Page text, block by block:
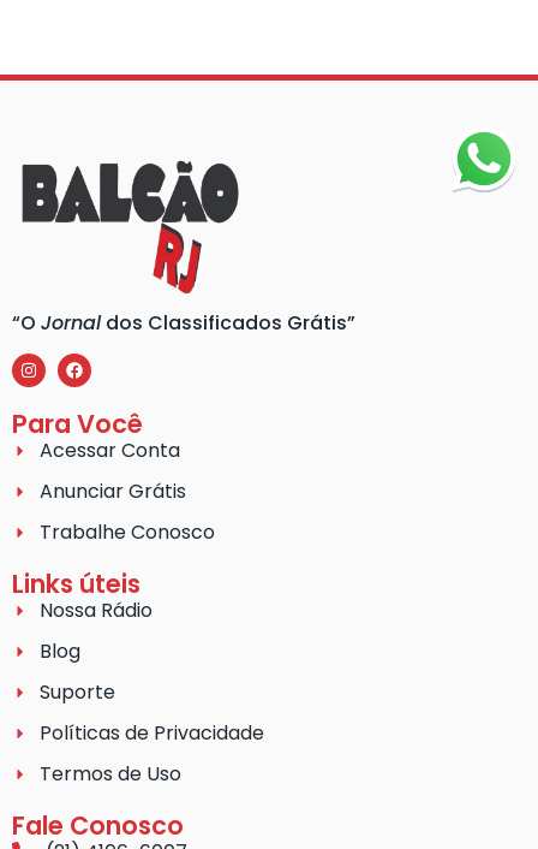
“O Jornaldos Classificados Grátis”
Para Você
Acessar Conta
Anunciar Grátis
Trabalhe Conosco
Links úteis
Nossa Rádio
Blog
Suporte
Políticas de Privacidade
Termos de Uso
Fale Conosco